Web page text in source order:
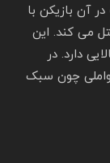
آن بازیکن با
می کند. این
دارد. در
چون سبک